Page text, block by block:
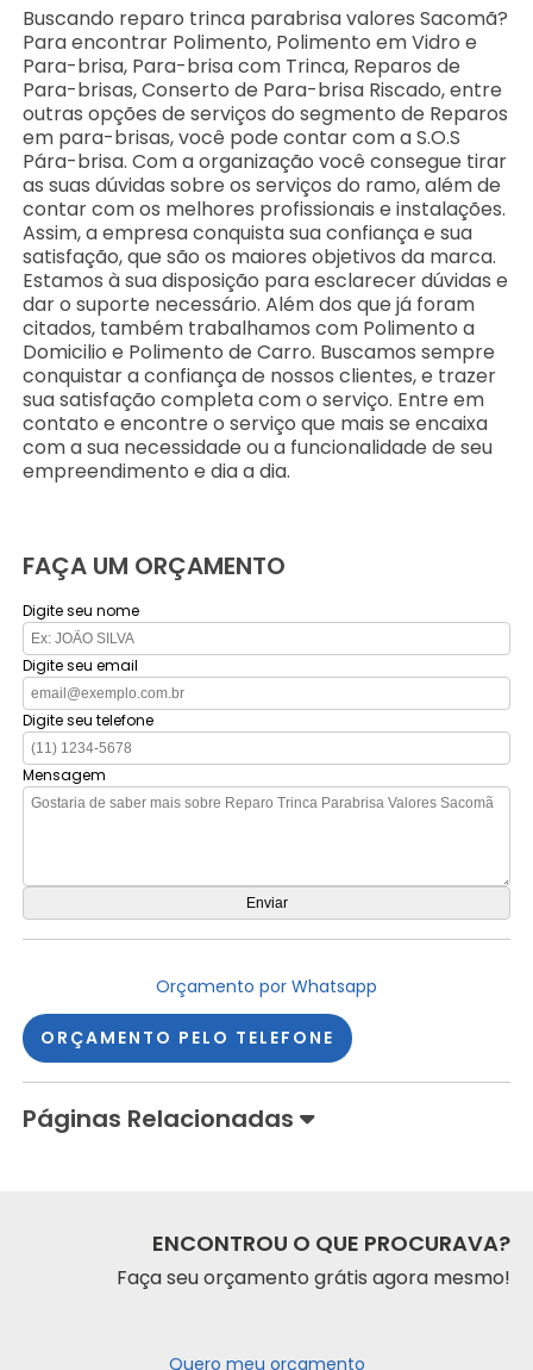
Buscando reparo trinca parabrisa valores Sacomã?
Para encontrar Polimento, Polimento em Vidro e
Para-brisa, Para-brisa com Trinca, Reparos de
Para-brisas, Conserto de Para-brisa Riscado, entre
outras opções de serviços do segmento de Reparos
em para-brisas, você pode contar com a S.O.S
Pára-brisa. Com a organização você consegue tirar
as suas dúvidas sobre os serviços do ramo, além de
contar com os melhores profissionais e instalações.
Assim, a empresa conquista sua confiança e sua
satisfação, que são os maiores objetivos da marca.
Estamos à sua disposição para esclarecer dúvidas e
dar o suporte necessário. Além dos que já foram
citados, também trabalhamos com Polimento a
Domicilio e Polimento de Carro. Buscamos sempre
conquistar a confiança de nossos clientes, e trazer
sua satisfação completa com o serviço. Entre em
contato e encontre o serviço que mais se encaixa
com a sua necessidade ou a funcionalidade de seu
empreendimento e dia a dia.
FAÇA UM ORÇAMENTO
Digite seu nome
Digite seu email
Digite seu telefone
Mensagem
Orçamento por Whatsapp
ORÇAMENTO PELO TELEFONE
Páginas Relacionadas
ENCONTROU O QUE PROCURAVA?
Faça seu orçamento grátis agora mesmo!
Quero meu orçamento